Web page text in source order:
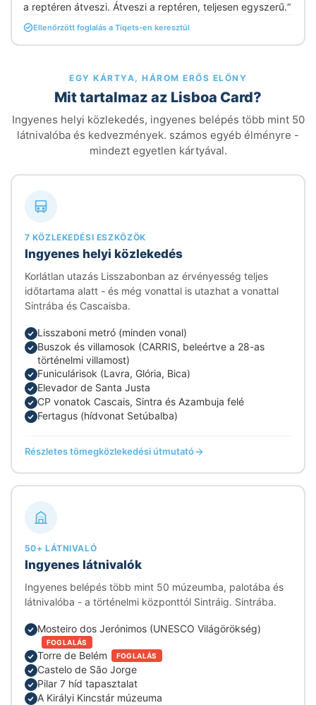
a reptéren átveszi. Átveszi a reptéren, teljesen egyszerű.“
Ellenőrzött foglalás a Tiqets-en keresztül
EGY KÁRTYA, HÁROM ERŐS ELŐNY
Mit tartalmaz az Lisboa Card?
Ingyenes helyi közlekedés, ingyenes belépés több mint 50
látnivalóba és kedvezmények. számos egyéb élményre -
mindezt egyetlen kártyával.
7 KÖZLEKEDÉSI ESZKÖZÖK
Ingyenes helyi közlekedés
Korlátlan utazás Lisszabonban az érvényesség teljes
időtartama alatt - és még vonattal is utazhat a vonattal
Sintrába és Cascaisba.
Lisszaboni metró (minden vonal)
Buszok és villamosok (CARRIS, beleértve a 28-as
történelmi villamost)
Funiculárisok (Lavra, Glória, Bica)
Elevador de Santa Justa
CP vonatok Cascais, Sintra és Azambuja felé
Fertagus (hídvonat Setúbalba)
Részletes tömegközlekedési útmutató
50+ LÁTNIVALÓ
Ingyenes látnivalók
Ingyenes belépés több mint 50 múzeumba, palotába és
látnivalóba - a történelmi központtól Sintráig. Sintrába.
Mosteiro dos Jerónimos (UNESCO Világörökség)
FOGLALÁS
Torre de Belém FOGLALÁS
Castelo de São Jorge
Pilar 7 híd tapasztalat
A Királyi Kincstár múzeuma